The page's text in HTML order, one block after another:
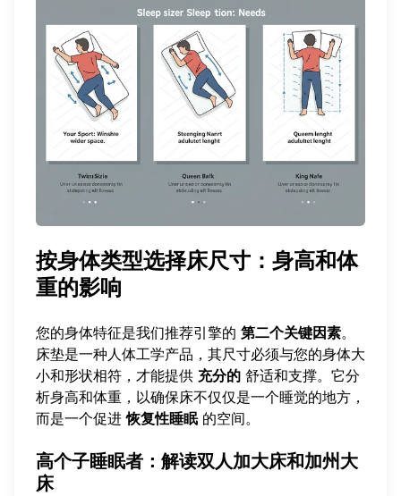
按身体类型选择床尺寸：身高和体
重的影响
您的身体特征是我们推荐引擎的 第二个关键因素。
床垫是一种人体工学产品，其尺寸必须与您的身体大
小和形状相符，才能提供 充分的 舒适和支撑。它分
析身高和体重，以确保床不仅仅是一个睡觉的地方，
而是一个促进恢复性睡眠的空间。
高个子睡眠者：解读双人加大床和加州大
床